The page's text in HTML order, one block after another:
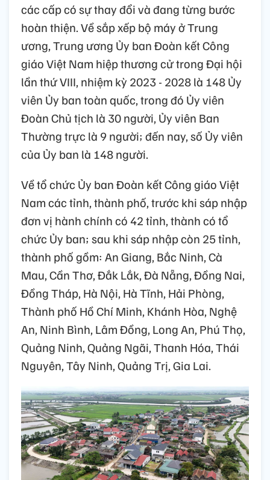
các cấp có sự thay đổi và đang từng bước
hoàn thiện. Về sắp xếp bộ máy ở Trung
ương, Trung ương Ủy ban Đoàn kết Công
giáo Việt Nam hiệp thương cử trong Đại hội
lần thứ VIII, nhiệm kỳ 2023 - 2028 là 148 Ủy
viên Ủy ban toàn quốc, trong đó Ủy viên
Đoàn Chủ tịch là 30 người, Ủy viên Ban
Thường trực là 9 người; đến nay, số Ủy viên
của Ủy ban là 148 người.
Về tổ chức Ủy ban Đoàn kết Công giáo Việt
Nam các tỉnh, thành phố, trước khi sáp nhập
đơn vị hành chính có 42 tỉnh, thành có tổ
chức Ủy ban; sau khi sáp nhập còn 25 tỉnh,
thành phố gồm: An Giang, Bắc Ninh, Cà
Mau, Cần Thơ, Đắk Lắk, Đà Nẵng, Đồng Nai,
Đồng Tháp, Hà Nội, Hà Tĩnh, Hải Phòng,
Thành phố Hồ Chí Minh, Khánh Hòa, Nghệ
An, Ninh Bình, Lâm Đồng, Long An, Phú Thọ,
Quảng Ninh, Quảng Ngãi, Thanh Hóa, Thái
Nguyên, Tây Ninh, Quảng Trị, Gia Lai.